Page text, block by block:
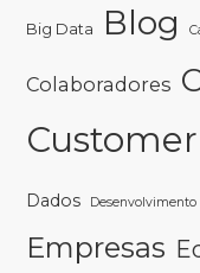
Big Data Blog
Colaboradores
Dados Desenvolvimento
Empresas